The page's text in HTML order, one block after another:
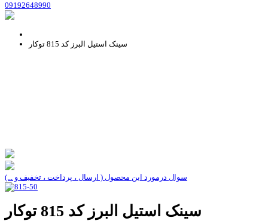
09192648990
سینک استیل البرز کد 815 توکار
سوال درمورد این محصول ( ارسال ، پرداخت ، تخفیف و ...)
سینک استیل البرز کد 815 توکار